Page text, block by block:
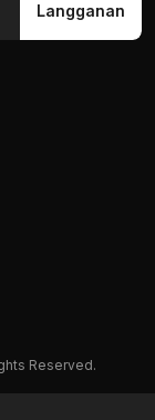
Langganan
Reserved.